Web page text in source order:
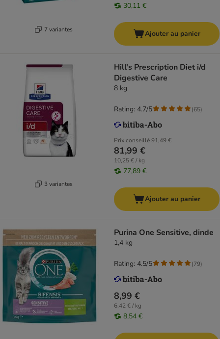
7 variantes
30,11 €
Ajouter au panier
3 variantes
Hill's Prescription Diet i/d
Digestive Care
8 kg
Prix conseillé91,49 €
81,99 €
10,25 € / kg
77,89 €
Rating: 4.7/5 (65)
Ajouter au panier
Purina One Sensitive, dinde
1,4 kg
8,99 €
6,42 € / kg
8,54 €
Rating: 4.5/5 (79)